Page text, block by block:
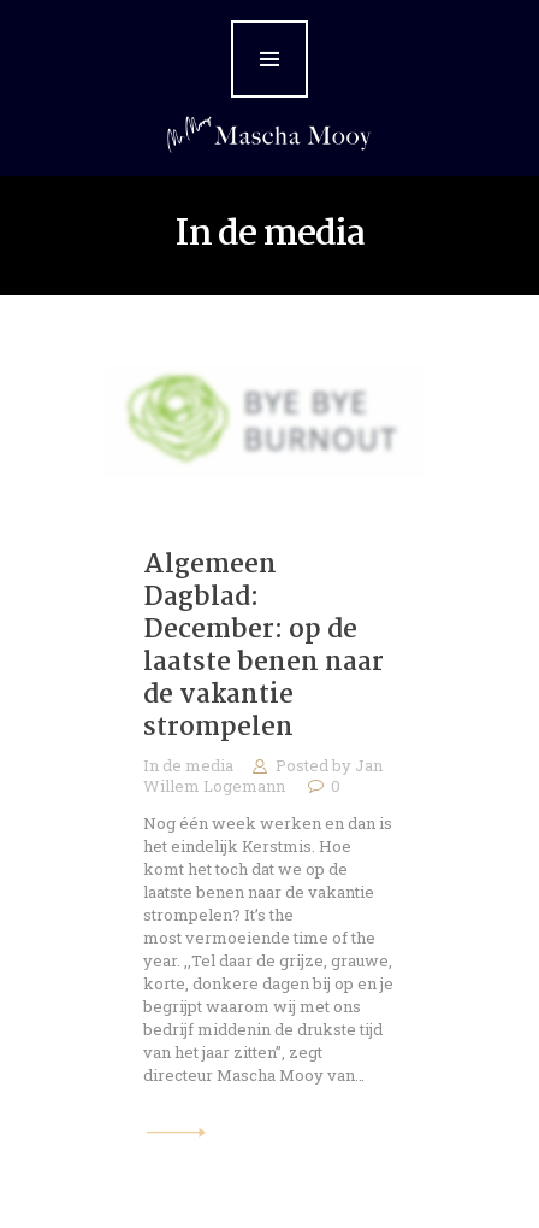
In de media
Over Mascha
Diensten
Persfoto’s
Mediakit
Algemeen
Dagblad:
December: op de
laatste benen naar
de vakantie
strompelen
In de media Posted by Jan
Willem Logemann
0
Nog één week werken en dan is
het eindelijk Kerstmis. Hoe
komt het toch dat we op de
laatste benen naar de vakantie
strompelen? It’s the
most vermoeiende time of the
year. ,,Tel daar de grijze, grauwe,
korte, donkere dagen bij op en je
begrijpt waarom wij met ons
bedrijf middenin de drukste tijd
van het jaar zitten’’, zegt
directeur Mascha Mooy van…